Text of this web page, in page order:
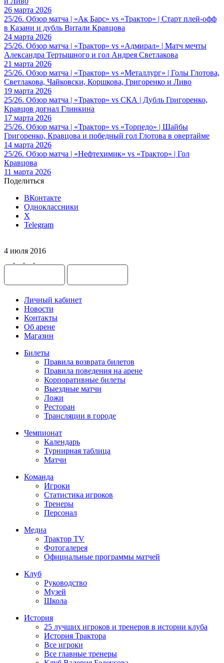
26 марта 2026
25/26. Обзор матча | «Ак Барс» vs «Трактор» | Старт плей-офф
в Казани и дубль Витали Кравцова
24 марта 2026
25/26. Обзор матча | «Трактор» vs «Адмирал» | Матч мечты
Александра Тертышного и гол Андрея Светлакова
21 марта 2026
25/26. Обзор матча | «Трактор» vs «Металлург» | Голы Глотова,
Светлакова, Чайковски, Коршкова, Григоренко и Ливо
19 марта 2026
25/26. Обзор матча | «Трактор» vs СКА | Дубль Григоренко,
Кравцов догнал Глинкина
17 марта 2026
25/26. Обзор матча | «Трактор» vs «Торпедо» | Шайбы
Григоренко, Кравцова и победный гол Глотова в овертайме
14 марта 2026
25/26. Обзор матча | «Нефтехимик» vs «Трактор» | Гол
Кравцова
11 марта 2026
Поделиться
ВКонтакте
Одноклассники
X
Telegram
4 июля 2016
Личный кабинет
Новости
Контакты
Об арене
Магазин
Билеты
Правила возврата билетов
Правила поведения на арене
Корпоративные билеты
Выездные матчи
Ложи
Ресторан
Трансляции в городе
Чемпионат
Календарь
Турнирная таблица
Матчи
Команда
Игроки
Статистика игроков
Тренеры
Персонал
Медиа
Трактор TV
Фотогалерея
Официальные программы матчей
Клуб
Руководство
Музей
Школа
История
25 лучших игроков и тренеров в истории клуба
История Трактора
Все игроки
Все главные тренеры